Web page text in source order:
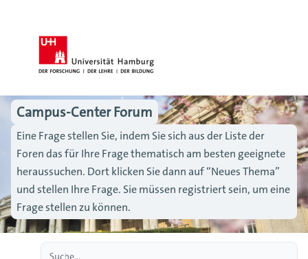
Campus-Center Forum
Eine Frage stellen Sie, indem Sie sich aus der Liste der
Foren das für Ihre Frage thematisch am besten geeignete
heraussuchen. Dort klicken Sie dann auf “Neues Thema”
und stellen Ihre Frage. Sie müssen registriert sein, um eine
Frage stellen zu können.